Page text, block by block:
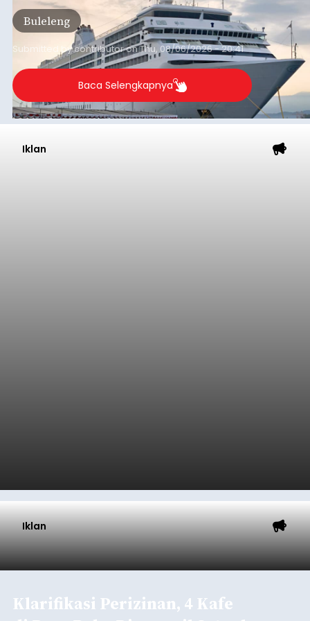
Tonnage (GT), atau tumbuh 12,4 persen
dibandingkan periode yang sama tahun lalu
yang tercatat sebesar 1,32 juta GT.
Buleleng
Submitted bycontributoronThu, 08/06/2026 - 20:41
Baca Selengkapnya
Iklan
Iklan
Klarifikasi Perizinan, 4 Kafe